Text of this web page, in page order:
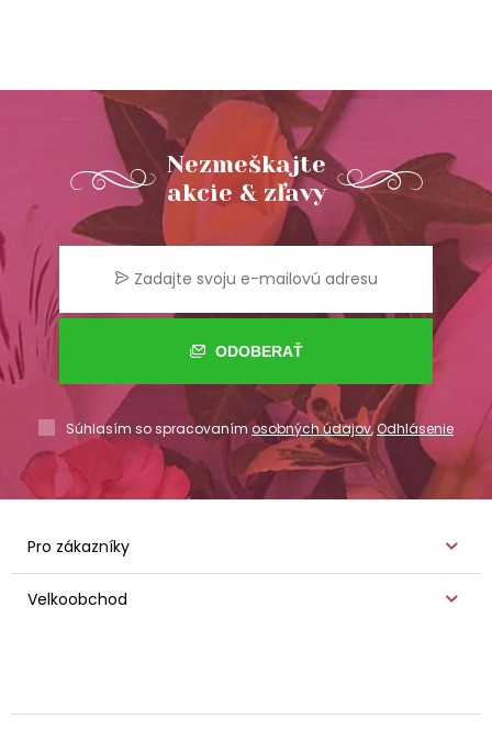
Nezmeškajte
akcie & zľavy
ODOBERAŤ
Súhlasím so spracovaním osobných údajov,Odhlásenie
Pro zákazníky
Velkoobchod